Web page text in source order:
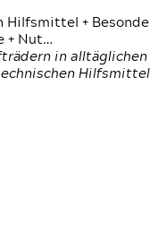
Hilfsmittel +
+ Nut…
in